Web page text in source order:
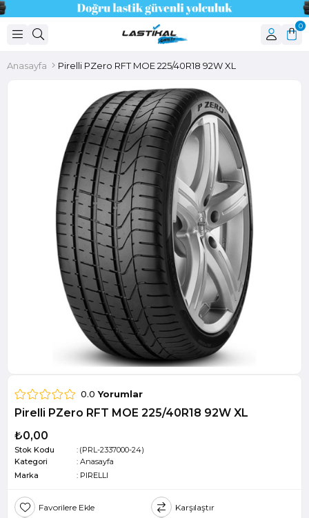
0
Anasayfa Pirelli PZero RFT MOE 225/40R18 92W XL
0.0 Yorumlar
Pirelli PZero RFT MOE 225/40R18 92W XL
₺0,00
Stok Kodu
(PRL-2337000-24)
Kategori
: Anasayfa
Marka
: PIRELLI
Favorilere Ekle
Karşılaştır